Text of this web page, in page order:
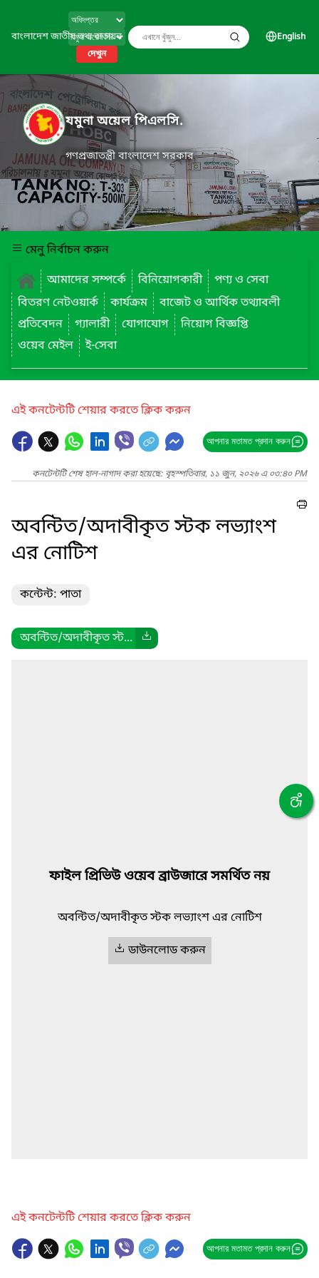
বাংলাদেশ জাতীয় তথ্য বাতায়ন
দেখুন
English
যমুনা অয়েল পিএলসি.
গণপ্রজাতন্ত্রী বাংলাদেশ সরকার
মেনু নির্বাচন করুন
আমাদের সম্পর্কে
বিনিয়োগকারী
পণ্য ও সেবা
বিতরণ নেটওয়ার্ক
কার্যক্রম
বাজেট ও আর্থিক তথ্যাবলী
প্রতিবেদন
গ্যালারী যোগাযোগ
নিয়োগ বিজ্ঞপ্তি
ওয়েব মেইল
ই-সেবা
এই কনটেন্টটি শেয়ার করতে ক্লিক করুন
আপনার মতামত প্রদান করুন
কনটেন্টটি শেষ হাল-নাগাদ করা হয়েছে: বৃহস্পতিবার, ১১ জুন, ২০২৬ এ ০৩:৪০ PM
অবন্টিত/অদাবীকৃত স্টক লভ্যাংশ
এর নোটিশ
কন্টেন্ট: পাতা
অবন্টিত/অদাবীকৃত স্ট...
ফাইল প্রিভিউ ওয়েব ব্রাউজারে সমর্থিত নয়
অবন্টিত/অদাবীকৃত স্টক লভ্যাংশ এর নোটিশ
ডাউনলোড করুন
এই কনটেন্টটি শেয়ার করতে ক্লিক করুন
আপনার মতামত প্রদান করুন